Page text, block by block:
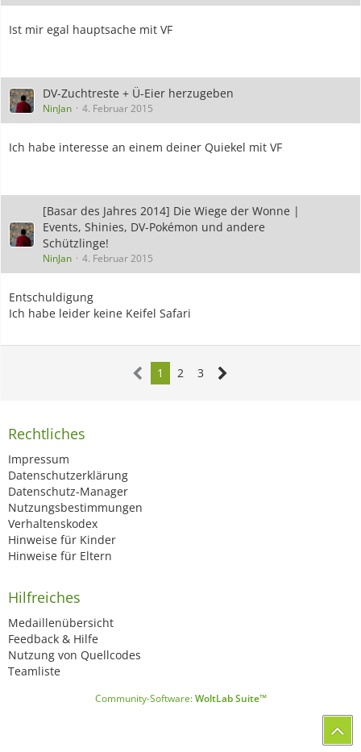
Ist mir egal hauptsache mit VF
DV-Zuchtreste + Ü-Eier herzugeben
NinJan 4. Februar 2015
Ich habe interesse an einem deiner Quiekel mit VF
[Basar des Jahres 2014] Die Wiege der Wonne |
Events, Shinies, DV-Pokémon und andere
Schützlinge!
NinJan 4. Februar 2015
Entschuldigung
Ich habe leider keine Keifel Safari
1 2 3
Rechtliches
Impressum
Datenschutzerklärung
Datenschutz-Manager
Nutzungsbestimmungen
Verhaltenskodex
Hinweise für Kinder
Hinweise für Eltern
Hilfreiches
Medaillenübersicht
Feedback & Hilfe
Nutzung von Quellcodes
Teamliste
Community-Software:WoltLab Suite™